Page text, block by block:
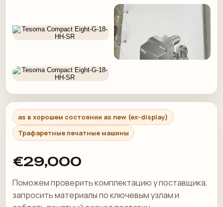
as в хорошем состоянии as new (ex-display)
Трафаретные печатные машины
€29,000
Поможем проверить комплектацию у поставщика,
запросить материалы по ключевым узлам и